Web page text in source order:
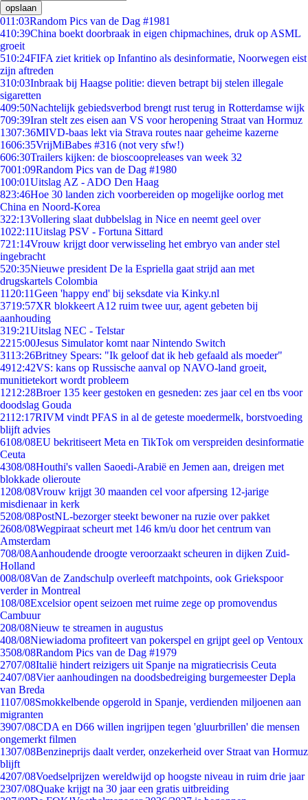
opslaan
011:03Random Pics van de Dag #1981
410:39China boekt doorbraak in eigen chipmachines, druk op ASML
groeit
510:24FIFA ziet kritiek op Infantino als desinformatie, Noorwegen eist
zijn aftreden
310:03Inbraak bij Haagse politie: dieven betrapt bij stelen illegale
sigaretten
409:50Nachtelijk gebiedsverbod brengt rust terug in Rotterdamse wijk
709:39Iran stelt zes eisen aan VS voor heropening Straat van Hormuz
1307:36MIVD-baas lekt via Strava routes naar geheime kazerne
1606:35VrijMiBabes #316 (not very sfw!)
606:30Trailers kijken: de bioscoopreleases van week 32
7001:09Random Pics van de Dag #1980
100:01Uitslag AZ - ADO Den Haag
823:46Hoe 30 landen zich voorbereiden op mogelijke oorlog met
China en Noord-Korea
322:13Vollering slaat dubbelslag in Nice en neemt geel over
1022:11Uitslag PSV - Fortuna Sittard
721:14Vrouw krijgt door verwisseling het embryo van ander stel
ingebracht
520:35Nieuwe president De la Espriella gaat strijd aan met
drugskartels Colombia
11 20:11Geen 'happy end' bij seksdate via Kinky.nl
3719:57XR blokkeert A12 ruim twee uur, agent gebeten bij
aanhouding
319:21Uitslag NEC - Telstar
2215:00Jesus Simulator komt naar Nintendo Switch
3113:26Britney Spears: "Ik geloof dat ik heb gefaald als moeder"
4912:42VS: kans op Russische aanval op NAVO-land groeit,
munitietekort wordt probleem
1212:28Broer 135 keer gestoken en gesneden: zes jaar cel en tbs voor
doodslag Gouda
2112:17RIVM vindt PFAS in al de geteste moedermelk, borstvoeding
blijft advies
6108/08EU bekritiseert Meta en TikTok om verspreiden desinformatie
Ceuta
4308/08Houthi's vallen Saoedi-Arabië en Jemen aan, dreigen met
blokkade olieroute
1208/08Vrouw krijgt 30 maanden cel voor afpersing 12-jarige
misdienaar in kerk
5208/08PostNL-bezorger steekt bewoner na ruzie over pakket
2608/08Wegpiraat scheurt met 146 km/u door het centrum van
Amsterdam
708/08Aanhoudende droogte veroorzaakt scheuren in dijken Zuid-
Holland
008/08Van de Zandschulp overleeft matchpoints, ook Griekspoor
verder in Montreal
108/08Excelsior opent seizoen met ruime zege op promovendus
Cambuur
208/08Nieuw te streamen in augustus
408/08Niewiadoma profiteert van pokerspel en grijpt geel op Ventoux
3508/08Random Pics van de Dag #1979
2707/08Italië hindert reizigers uit Spanje na migratiecrisis Ceuta
2407/08Vier aanhoudingen na doodsbedreiging burgemeester Depla
van Breda
1107/08Smokkelbende opgerold in Spanje, verdienden miljoenen aan
migranten
3907/08CDA en D66 willen ingrijpen tegen 'gluurbrillen' die mensen
ongemerkt filmen
1307/08Benzineprijs daalt verder, onzekerheid over Straat van Hormuz
blijft
4207/08Voedselprijzen wereldwijd op hoogste niveau in ruim drie jaar
2307/08Quake krijgt na 30 jaar een gratis uitbreiding